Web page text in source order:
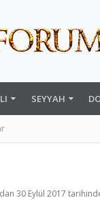
SEYYAH
30 Eylül 2017